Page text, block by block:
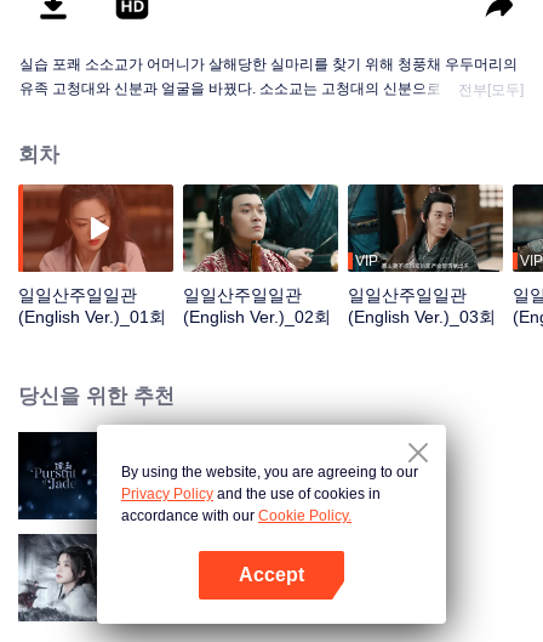
실습 포쾌 소소교가 어머니가 살해당한 실마리를 찾기 위해 청풍채 우두머리의
유족 고청대와 신분과 얼굴을 바꿨다. 소소교는 고청대의 신분으로 첩자인 숙정
전부[모두]
회차
일일산주일일관
(English Ver.)_01회
일일산주일일관
(English Ver.)_02회
VIP
일일산주일일관
(English Ver.)_03회
VIP
일
당신을 위한 추천
축옥 (English Ver.)
여군상인
By using the website, you are agreeing to our
Privacy Policy and the use of cookies in
accordance with our Cookie Policy.
Accept